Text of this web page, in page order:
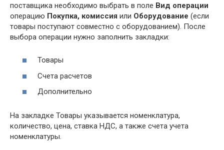
поставщика необходимо выбрать в поле Вид операции
операцию Покупка, комиссия или Оборудование (если
товары поступают совместно с оборудованием). После
выбора операции нужно заполнить закладки:
Товары
Счета расчетов
Дополнительно
На закладке Товары указывается номенклатура,
количество, цена, ставка НДС, а также счета учета
номенклатуры.